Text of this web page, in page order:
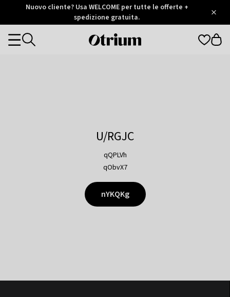
Otrium
Trustpilot
Nuovo cliente? Usa WELCOME per tutte le offerte +
spedizione gratuita.
Otrium
Categories
U/RGJC
qQPLVh
qObvX7
nYKQKg